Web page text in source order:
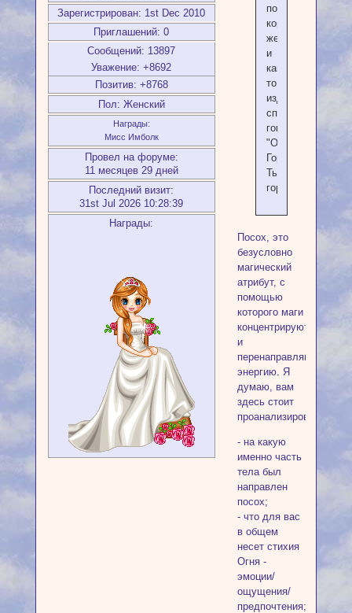
Зарегистрирован: 1st Dec 2010
Приглашений: 0
Сообщений: 13897
Уважение: +8692
Позитив: +8768
Пол: Женский
Награды:
Мисс Имболк
Провел на форуме:
11 месяцев 29 дней
Последний визит:
31st Jul 2026 10:28:39
Награды:
посох,
король
жестко,
и
как-
то
издевательски
спокойно
говорил:
"Огонь!
Горячо!
Ты
горишь!"
Посох, это
безусловно
магический
атрибут, с
помощью
которого маги
концентрируют
и
перенаправляют
энергию. Я
думаю, вам
здесь стоит
проанализировать:
- на какую
именно часть
тела был
направлен
посох;
- что для вас
в общем
несет стихия
Огня -
эмоции/
ощущения/
предпочтения;